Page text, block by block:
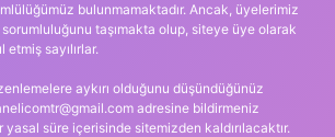
bulunmamaktadır. Ancak, üyelerimiz
taşımakta olup, siteye üye olarak
sayılırlar.
aykırı olduğunu düşündüğünüz
adresine bildirmeniz
süre içerisinde sitemizden kaldırılacaktır.